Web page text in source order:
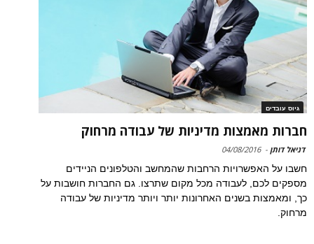
גיוס עובדים
חברות מאמצות מדיניות של עבודה מרחוק
דניאל דותן -
04/08/2016
חשבו על האפשרויות הרחבות שהמחשב והטלפונים הניידים
מספקים לכם, לעבודה מכל מקום שתרצו. גם החברות חושבות על
כך, ומאמצות בשנים האחרונות יותר ויותר מדיניות של עבודה
מרחוק.